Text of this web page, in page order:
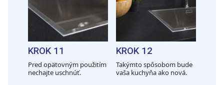
oblasti sociálnych médií, inzercie a analýzy. Títo partneri
môžu príslušné informácie skombinovať s ďalšími
údajmi, ktoré ste im poskytli alebo ktoré od vás získali,
keď ste používali ich služby.
KROK 11
Pred opätovným použitím
nechajte uschnúť.
KROK 12
Takýmto spôsobom bude
vaša kuchyňa ako nová.